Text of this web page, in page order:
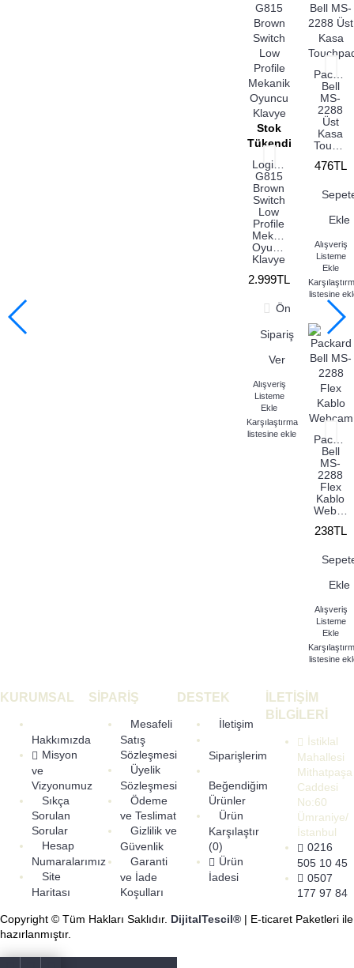
Stok
Tükendi
Logitech
G815
Brown
Switch
Low
Profile
Mekanik
Oyuncu
Klavye
2.999TL
Ön
Sipariş
Ver
Alışveriş
Listeme
Ekle
Karşılaştırma
listesine ekle
Packard
Bell
MS-
2288
Üst
Kasa
476TL
Ekle
Alışveriş
Listeme
Ekle
listesine
Packard
Bell
MS-
2288
Flex
Kablo
Webcam
238TL
Ekle
Alışveriş
Listeme
Ekle
listesine
KURUMSAL
Hakkımızda
Misyon
ve
Vizyonumuz
Sıkça
Sorulan
Sorular
Hesap
Numaralarımız
Site
Haritası
SİPARİŞ
Mesafeli
Satış
Sözleşmesi
Üyelik
Sözleşmesi
Ödeme
ve Teslimat
Gizlilik ve
Güvenlik
Garanti
ve İade
Koşulları
DESTEK
İletişim
Siparişlerim
Beğendiğim
Ürünler
Ürün
Karşılaştır
(0)
Ürün
İadesi
İLETİŞİM
BİLGİLERİ
İstiklal
Mahallesi
Mithatpaşa
Caddesi
No:60
Ümraniye/
İstanbul
0216
505 10 45
0507
177 97 84
Copyright © Tüm Hakları Saklıdır. DijitalTescil® | E-ticaret Paketleri ile
hazırlanmıştır.